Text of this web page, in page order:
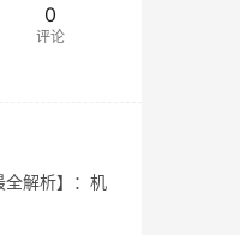
0
评论
解析】：机